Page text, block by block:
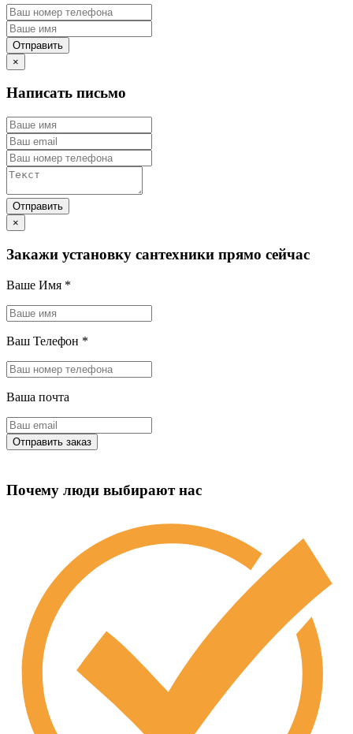
×
Написать письмо
×
Закажи установку сантехники прямо сейчас
Ваше Имя *
Ваш Телефон *
Ваша почта
Почему люди выбирают нас